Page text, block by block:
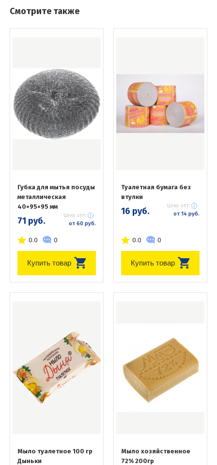
Смотрите также
Губка для мытья посуды
металлическая
40×95×95 мм
71 руб. Цена опт:
от 60 руб.
0.0 0
Купить товар
Туалетная бумага без
втулки
16 руб. Цена опт:
от 14 руб.
0.0 0
Купить товар
Мыло туалетное 100 гр
Дыньки
Мыло хозяйственное
72% 200гр